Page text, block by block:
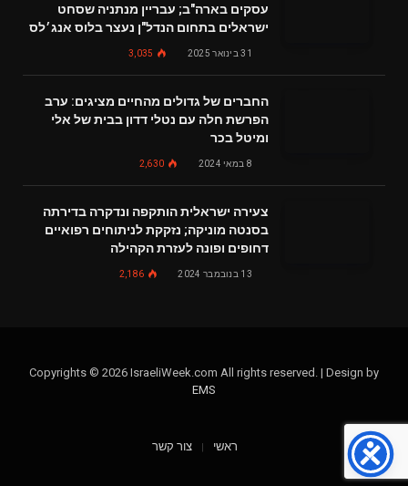
עסקים בארה"ב; עבריין מנתניה שסחט
ישראלים בתחום הנדל"ן נעצר בלוס אנג׳לס
31 בינואר 2025 3,035
החברים של גדולים מהחיים מציגים: ערב
הפרשת חלה עם נטלי דדון בבית של אלי
ומיטל בכר
8 במאי 2024 2,630
צעירה ישראלית הותקפה ונדקרה בדירתה
בסנטה מוניקה; נזקקת לניתוחים רפואיים
דחופים ופונה לעזרת הקהילה
13 בנובמבר 2024 2,186
Copyrights © 2026 IsraeliWeek.com All rights reserved. | Design by
EMS
ראשי צור קשר